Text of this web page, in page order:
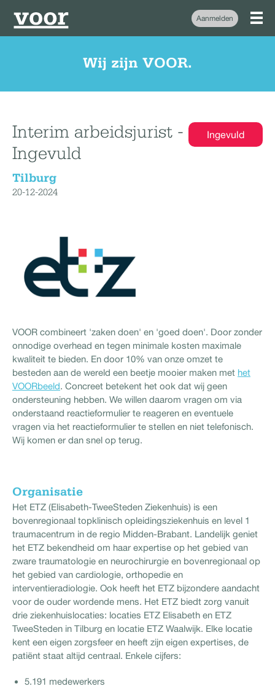
Aanmelden
Wij zijn VOOR.
Ingevuld
Interim arbeidsjurist -
Ingevuld
Tilburg
20-12-2024
VOOR combineert 'zaken doen' en 'goed doen'. Door zonder
onnodige overhead en tegen minimale kosten maximale
kwaliteit te bieden. En door 10% van onze omzet te
besteden aan de wereld een beetje mooier maken met het
VOORbeeld. Concreet betekent het ook dat wij geen
ondersteuning hebben. We willen daarom vragen om via
onderstaand reactieformulier te reageren en eventuele
vragen via het reactieformulier te stellen en niet telefonisch.
Wij komen er dan snel op terug.
Organisatie
Het ETZ (Elisabeth-TweeSteden Ziekenhuis) is een
bovenregionaal topklinisch opleidingsziekenhuis en level 1
traumacentrum in de regio Midden-Brabant. Landelijk geniet
het ETZ bekendheid om haar expertise op het gebied van
zware traumatologie en neurochirurgie en bovenregionaal op
het gebied van cardiologie, orthopedie en
interventieradiologie. Ook heeft het ETZ bijzondere aandacht
voor de ouder wordende mens. Het ETZ biedt zorg vanuit
drie ziekenhuislocaties: locaties ETZ Elisabeth en ETZ
TweeSteden in Tilburg en locatie ETZ Waalwijk. Elke locatie
kent een eigen zorgsfeer en heeft zijn eigen expertises, de
patiënt staat altijd centraal. Enkele cijfers:
5.191 medewerkers